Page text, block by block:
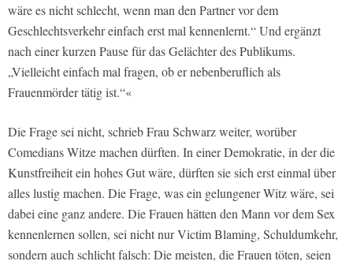
wäre es nicht schlecht, wenn man den Partner vor dem
Geschlechtsverkehr einfach erst mal kennenlernt.“ Und ergänzt
nach einer kurzen Pause für das Gelächter des Publikums.
„Vielleicht einfach mal fragen, ob er nebenberuflich als
Frauenmörder tätig ist.“«
Die Frage sei nicht, schrieb Frau Schwarz weiter, worüber
Comedians Witze machen dürften. In einer Demokratie, in der die
Kunstfreiheit ein hohes Gut wäre, dürften sie sich erst einmal über
alles lustig machen. Die Frage, was ein gelungener Witz wäre, sei
dabei eine ganz andere. Die Frauen hätten den Mann vor dem Sex
kennenlernen sollen, sei nicht nur Victim Blaming, Schuldumkehr,
sondern auch schlicht falsch: Die meisten, die Frauen töten, seien